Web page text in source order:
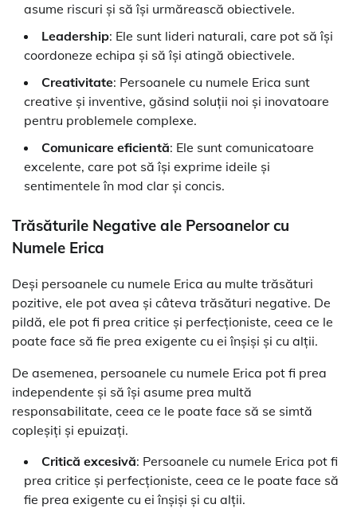
asume riscuri și să își urmărească obiectivele.
Leadership: Ele sunt lideri naturali, care pot să își
coordoneze echipa și să își atingă obiectivele.
Creativitate: Persoanele cu numele Erica sunt
creative și inventive, găsind soluții noi și inovatoare
pentru problemele complexe.
Comunicare eficientă: Ele sunt comunicatoare
excelente, care pot să își exprime ideile și
sentimentele în mod clar și concis.
Trăsăturile Negative ale Persoanelor cu
Numele Erica
Deși persoanele cu numele Erica au multe trăsături
pozitive, ele pot avea și câteva trăsături negative. De
pildă, ele pot fi prea critice și perfecționiste, ceea ce le
poate face să fie prea exigente cu ei înșiși și cu alții.
De asemenea, persoanele cu numele Erica pot fi prea
independente și să își asume prea multă
responsabilitate, ceea ce le poate face să se simtă
copleșiți și epuizați.
Critică excesivă: Persoanele cu numele Erica pot fi
prea critice și perfecționiste, ceea ce le poate face să
fie prea exigente cu ei înșiși și cu alții.